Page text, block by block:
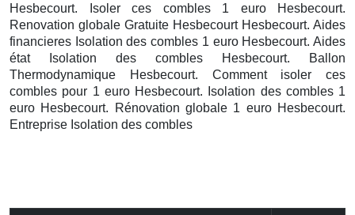
Hesbecourt. Isoler ces combles 1 euro Hesbecourt.
Renovation globale Gratuite HesbecourtHesbecourt. Aides
financieres Isolation des combles 1 euro Hesbecourt. Aides
état Isolation des combles Hesbecourt. Ballon
Thermodynamique Hesbecourt. Comment isoler ces
combles pour 1 euro Hesbecourt. Isolation des combles 1
euro Hesbecourt. Rénovation globale 1 euro Hesbecourt.
Entreprise Isolation des combles